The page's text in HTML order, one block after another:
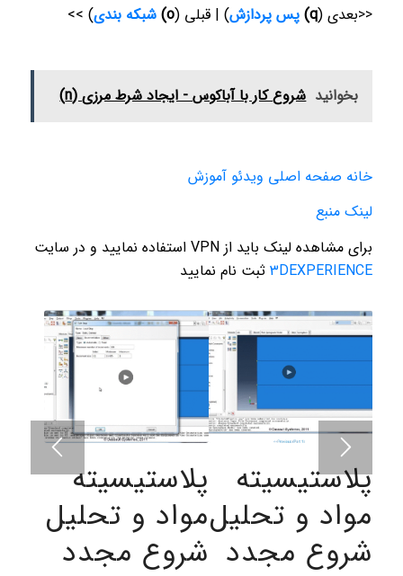
<<بعدی (q) پس پردازش) | قبلی (o) شبکه بندی) >>
بخوانید شروع کار با آباکوس - ایجاد شرط مرزی (n)
خانه صفحه اصلی ویدئو آموزش
لینک منبع
برای مشاهده لینک باید از VPN استفاده نمایید و در سایت
3DEXPERIENCEثبت نام نمایید
پلاستیسیته
مواد و تحلیل
شروع مجدد
پلاستیسیته
مواد و تحلیل
شروع مجدد